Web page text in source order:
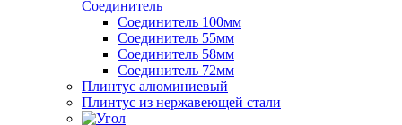
Соединитель
Соединитель 100мм
Соединитель 55мм
Соединитель 58мм
Соединитель 72мм
Плинтус алюминиевый
Плинтус из нержавеющей стали